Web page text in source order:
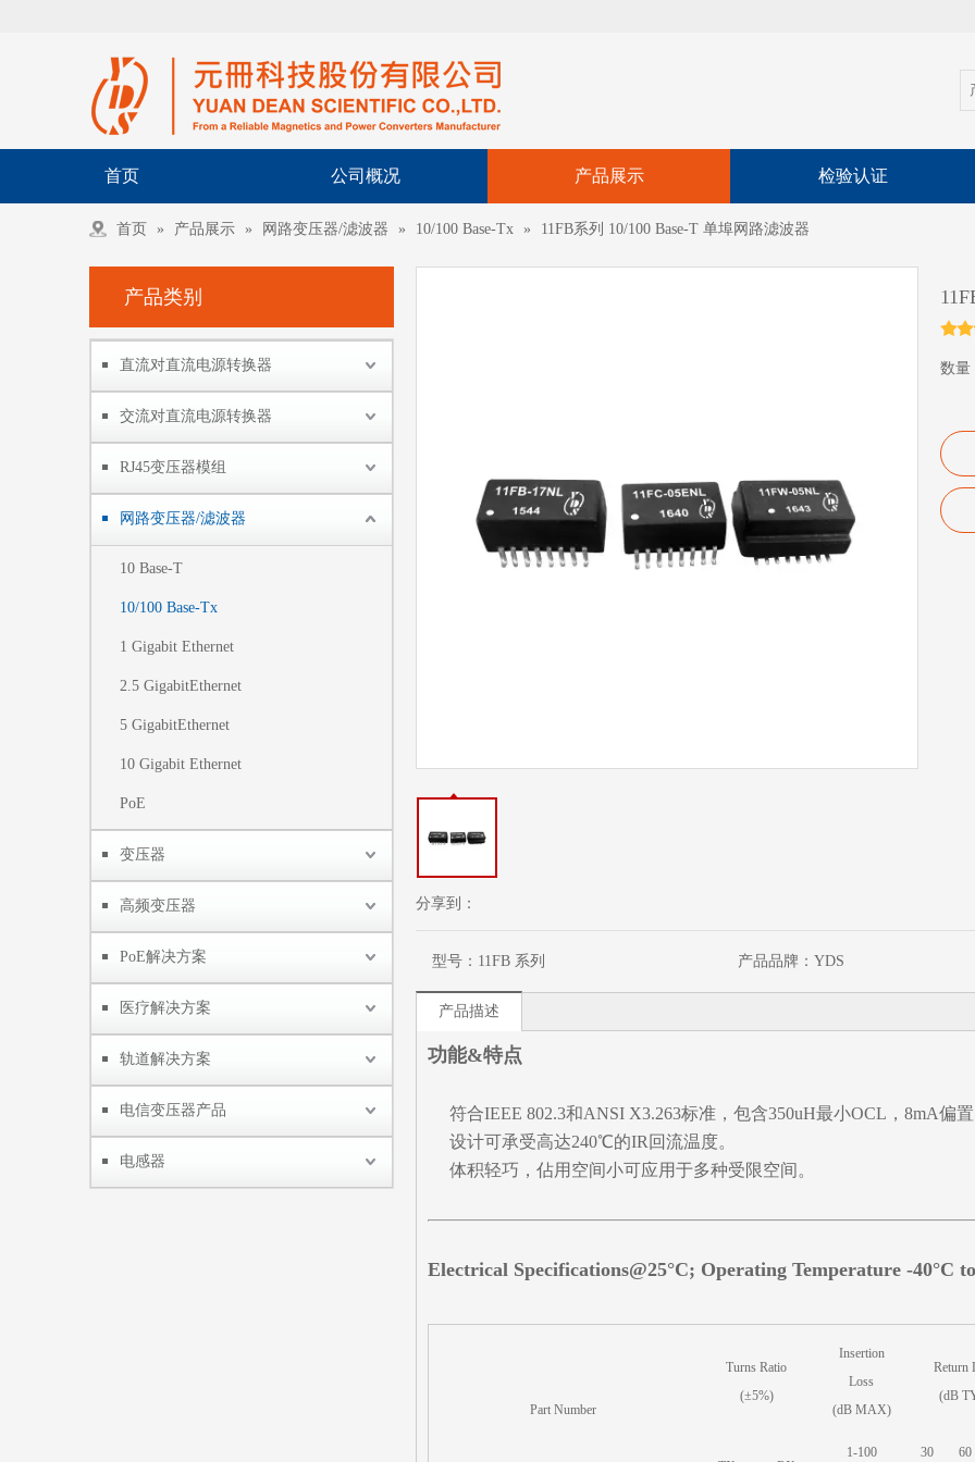
首页 公司概况 产品展示 检验认证
首页 » 产品展示 » 网路变压器/滤波器 » 10/100 Base-Tx » 11FB系列 10/100 Base-T 单埠网路滤波器
产品类别
直流对直流电源转换器
交流对直流电源转换器
RJ45变压器模组
网路变压器/滤波器
10 Base-T
10/100 Base-Tx
1 Gigabit Ethernet
2.5 GigabitEthernet
5 GigabitEthernet
10 Gigabit Ethernet
PoE
变压器
高频变压器
PoE解决方案
医疗解决方案
轨道解决方案
电信变压器产品
电感器
分享到：
数量
型号： 11FB 系列 产品品牌： YDS
产品描述
功能&特点
符合IEEE 802.3和ANSI X3.263标准，包含350uH最小OCL，8mA偏置
设计可承受高达240℃的IR回流温度。
体积轻巧，佔用空间小可应用于多种受限空间。
Electrical Specifications@25°C; Operating Temperature -40°C
Part Number
Turns Ratio
(±5%)
Insertion
Loss
(dB MAX)
Return
(dB
1-100
30
60